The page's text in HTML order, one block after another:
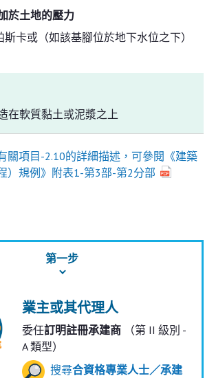
於土地的壓力
卡或（如該基腳位於地下水位之下）
在軟質黏土或泥漿之上
關項目-2.10的詳細描述，可參閱《建築
）規例》附表1-第3部-第2分部
第一步
業主或其代理人
委任訂明註冊承建商（第 II 級別 -
A 類型）
搜尋合資格專業人士／承建